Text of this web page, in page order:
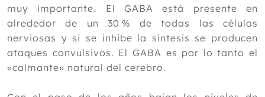
muy importante. El GABA está presente en
alrededor de un 30 % de todas las células
nerviosas y si se inhibe la síntesis se producen
ataques convulsivos. El GABA es por lo tanto el
«calmante» natural del cerebro.